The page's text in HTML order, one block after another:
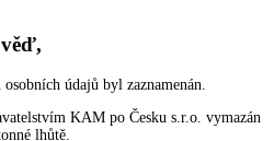
osobních údajů byl zaznamenán.
KAM po Česku s.r.o. vymazán
lhůtě.